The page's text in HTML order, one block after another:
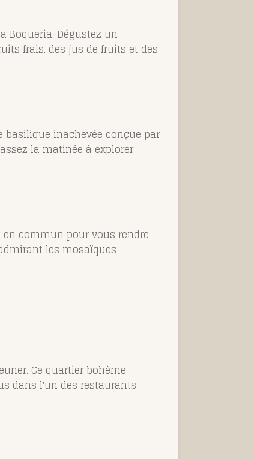
Boqueria. Dégustez un
frais, des jus de fruits et des
basilique inachevée conçue par
la matinée à explorer
commun pour vous rendre
les mosaïques
Ce quartier bohème
dans l'un des restaurants